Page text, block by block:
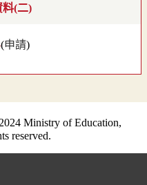
料(二)
(申請)
Ministry of Education,
reserved.